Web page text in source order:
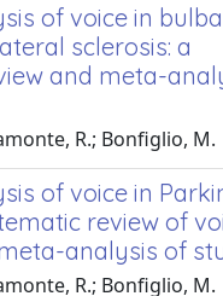
of voice in
sclerosis: a
and meta-
R.; Bonfiglio, M.
of voice in
review of
analysis of
R.; Bonfiglio, M.